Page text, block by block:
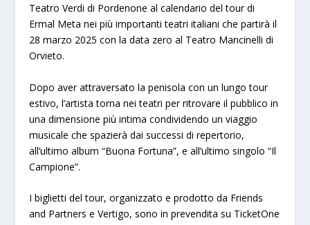
Teatro Verdi di Pordenone al calendario del tour di
Ermal Meta nei più importanti teatri italiani che partirà il
28 marzo 2025 con la data zero al Teatro Mancinelli di
Orvieto.
Dopo aver attraversato la penisola con un lungo tour
estivo, l’artista torna nei teatri per ritrovare il pubblico in
una dimensione più intima condividendo un viaggio
musicale che spazierà dai successi di repertorio,
all’ultimo album “Buona Fortuna”, e all’ultimo singolo “Il
Campione”.
I biglietti del tour, organizzato e prodotto da Friends
and Partners e Vertigo, sono in prevendita su TicketOne